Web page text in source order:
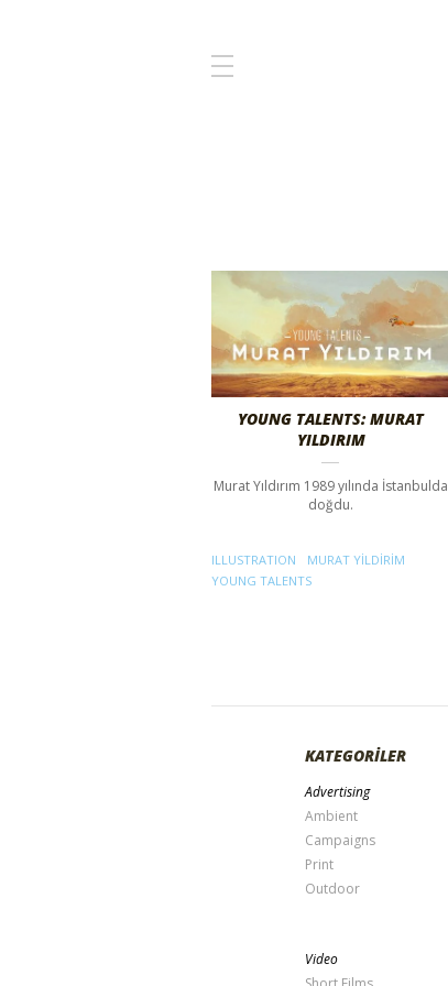
YOUNG TALENTS: MURAT
YILDIRIM
Murat Yıldırım 1989 yılında İstanbulda
doğdu.
ILLUSTRATION
MURAT YILDIRIM
YOUNG TALENTS
KATEGORİLER
Advertising
Ambient
Campaigns
Print
Outdoor
Video